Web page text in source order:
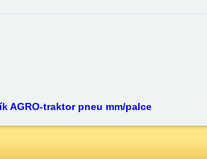
AGRO-traktor pneu mm/palce